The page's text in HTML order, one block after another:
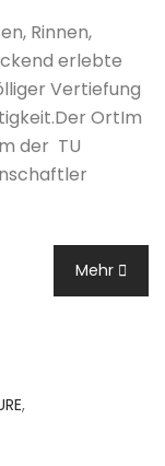
Rinnen,
erlebte
Vertiefung
OrtIm
der TU
Mehr
,